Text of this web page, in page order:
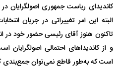
کاندیدای ریاست جمهوری
البته این امر تغییراتی در جریان
تاکنون هنوز آقای رئیسی حضور خود در
و از کاندیداهای احتمالی اصولگرایان
است که به‌طور قاطع نمی‌توان جمع‌بندی